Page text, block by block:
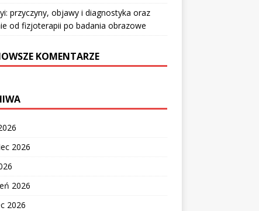
przyczyny, objawy i diagnostyka oraz
od fizjoterapii po badania obrazowe
KOMENTARZE
2026
2026
2026